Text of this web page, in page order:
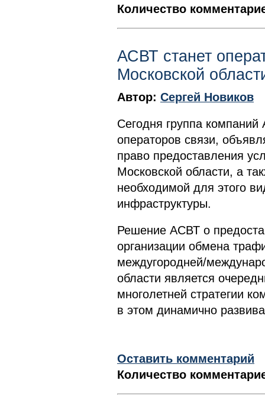
Количество
АСВТ станет
Московской
Автор: Сергей Новиков
Сегодня группа
операторов связи,
право предоставления
Московской области, а
необходимой для этого
инфраструктуры.
Решение АСВТ о
организации обмена
междугородней/
области является
многолетней стратегии
в этом динамично
Оставить комментарий
Количество